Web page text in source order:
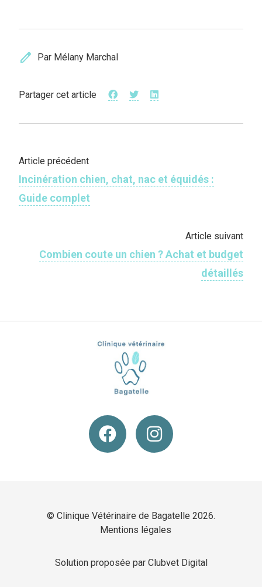
edit Par Mélany Marchal
Partager cet article
Article précédent
Incinération chien, chat, nac et équidés :
Guide complet
Article suivant
Combien coute un chien ? Achat et budget
détaillés
© Clinique Vétérinaire de Bagatelle 2026.
Mentions légales
Solution proposée par Clubvet Digital